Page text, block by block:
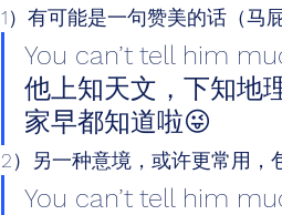
1）有可能是一句赞美的话（马
You can’t tell him
他上知天文，下知地
家早都知道啦😜
2）另一种意境，或许更常用，
You can’t tell him